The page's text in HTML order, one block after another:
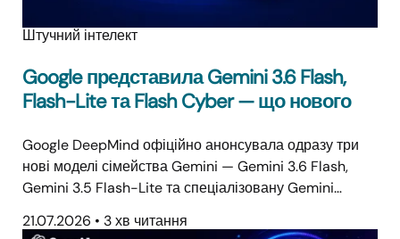
Штучний інтелект
Google представила Gemini 3.6 Flash,
Flash-Lite та Flash Cyber — що нового
Google DeepMind офіційно анонсувала одразу три
нові моделі сімейства Gemini — Gemini 3.6 Flash,
Gemini 3.5 Flash-Lite та спеціалізовану Gemini…
21.07.2026 • 3 хв читання